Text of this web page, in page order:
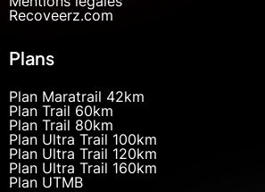
Recoveerz.com
Plans
Plan Maratrail 42km
Plan Trail 60km
Plan Trail 80km
Plan Ultra Trail 100km
Plan Ultra Trail 120km
Plan Ultra Trail 160km
Plan UTMB